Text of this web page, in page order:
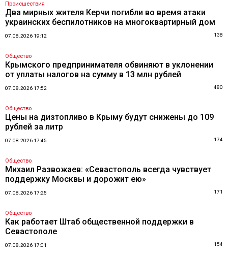
Происшествия
Два мирных жителя Керчи погибли во время атаки
украинских беспилотников на многоквартирный дом
07.08.2026 19:12 138
Общество
Крымского предпринимателя обвиняют в уклонении
от уплаты налогов на сумму в 13 млн рублей
07.08.2026 17:52 480
Общество
Цены на дизтопливо в Крыму будут снижены до 109
рублей за литр
07.08.2026 17:45 174
Общество
Михаил Развожаев: «Севастополь всегда чувствует
поддержку Москвы и дорожит ею»
07.08.2026 17:25 171
Общество
Как работает Штаб общественной поддержки в
Севастополе
07.08.2026 17:01 154